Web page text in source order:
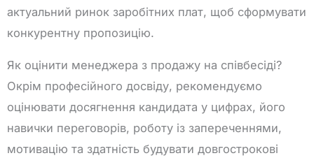
актуальний ринок заробітних плат, щоб сформувати
конкурентну пропозицію.
Як оцінити менеджера з продажу на співбесіді?
Окрім професійного досвіду, рекомендуємо
оцінювати досягнення кандидата у цифрах, його
навички переговорів, роботу із запереченнями,
мотивацію та здатність будувати довгострокові